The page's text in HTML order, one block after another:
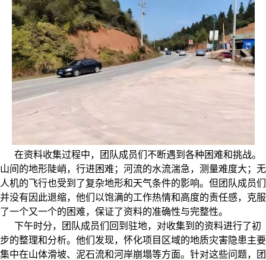
在资料收集过程中，团队成员们不断遇到各种困难和挑战。
山间的地形陡峭，行进困难；河流的水流湍急，测量难度大；无
人机的飞行也受到了复杂地形和天气条件的影响。但团队成员们
并没有因此退缩，他们以饱满的工作热情和高度的责任感，克服
了一个又一个的困难，保证了资料的准确性与完整性。
下午时分，团队成员们回到驻地，对收集到的资料进行了初
步的整理和分析。他们发现，怀化项目区域的地质灾害隐患主要
集中在山体滑坡、泥石流和河岸崩塌等方面。针对这些问题，团